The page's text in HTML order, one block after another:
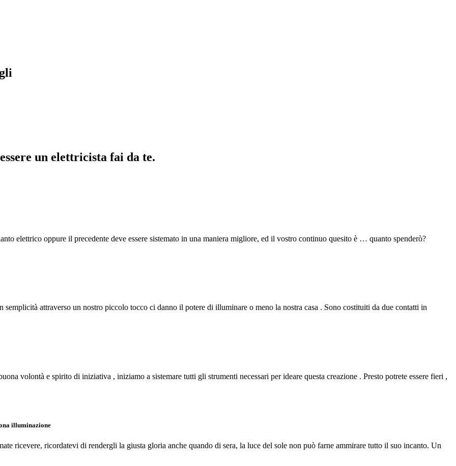
un elettricista fai da te.
elettrico oppure il precedente deve essere sistemato in una maniera migliore, ed il vostro continuo quesito è … quanto spenderò?
attraverso un nostro piccolo tocco ci danno il potere di illuminare o meno la nostra casa . Sono costituiti da due contatti in
volontà e spirito di iniziativa , iniziamo a sistemare tutti gli strumenti necessari per ideare questa creazione . Presto potrete essere fieri ,
illuminazione
ricevere, ricordatevi di rendergli la giusta gloria anche quando di sera, la luce del sole non può farne ammirare tutto il suo incanto. Un